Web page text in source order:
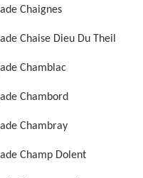
Chaignes
Chaise Dieu Du Theil
Chamblac
Chambord
Chambray
Champ Dolent